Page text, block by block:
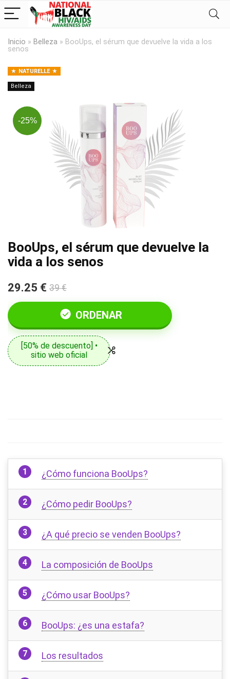
Inicio » Belleza » BooUps, el sérum que devuelve la vida a los
senos
NATURELLE
Belleza
-25%
BooUps, el sérum que devuelve la
vida a los senos
29.25 € 39 €
ORDENAR
[50% de descuento] •
sitio web oficial
¿Cómo funciona BooUps?
¿Cómo pedir BooUps?
¿A qué precio se venden BooUps?
La composición de BooUps
¿Cómo usar BooUps?
BooUps: ¿es una estafa?
Los resultados